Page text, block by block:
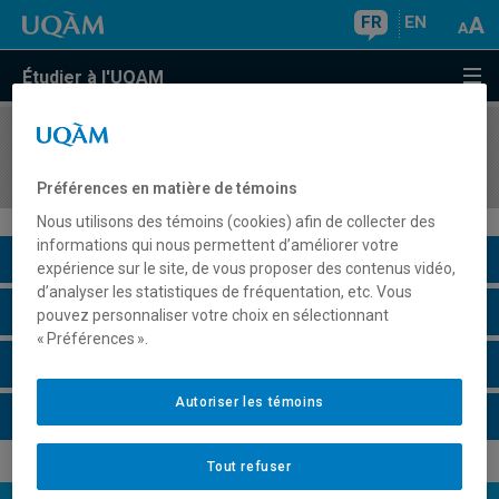
FR EN
Étudier à l'UQAM
COURS//
Description du cours
Horaire - Été 2026
Préférences en matière de témoins
Nous utilisons des témoins (cookies) afin de collecter des
informations qui nous permettent d’améliorer votre
expérience sur le site, de vous proposer des contenus vidéo,
d’analyser les statistiques de fréquentation, etc. Vous
pouvez personnaliser votre choix en sélectionnant
« Préférences ».
Tout refuser
Autoriser les témoins